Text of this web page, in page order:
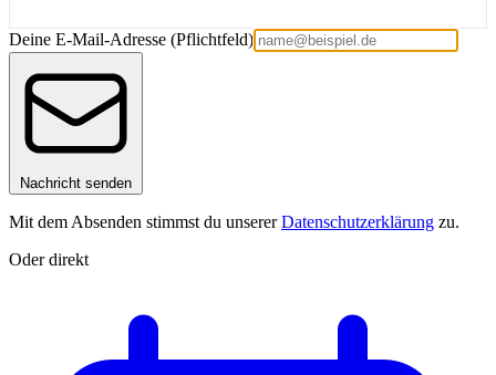
Deine E-Mail-Adresse (Pflichtfeld)
Nachricht senden
Mit dem Absenden stimmst du unsererDatenschutzerklärung zu.
Oder direkt